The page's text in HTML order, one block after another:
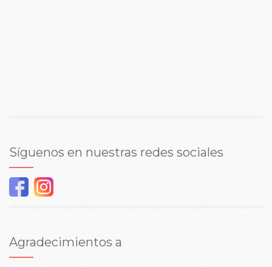
Síguenos en nuestras redes sociales
Agradecimientos a